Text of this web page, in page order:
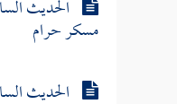
الحديث
مسكر حرام
الحديث